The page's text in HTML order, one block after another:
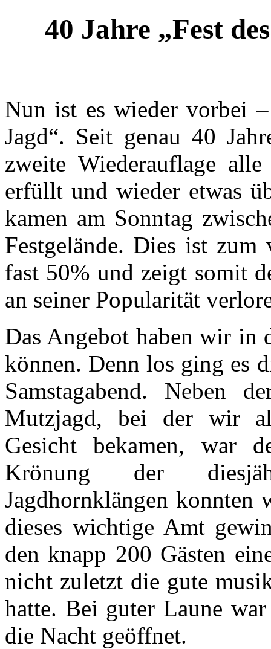
40 Jahre „Fest
Nun ist es wieder vorbei
Jagd“. Seit genau 40
zweite Wiederauflage
erfüllt und wieder etwas
kamen am Sonntag
Festgelände. Dies ist
fast 50% und zeigt somit
an seiner Popularität
Das Angebot haben wir in
können. Denn los ging es
Samstagabend. Neben
Mutzjagd, bei der wir
Gesicht bekamen, war
Krönung der
Jagdhornklängen
dieses wichtige Amt
den knapp 200 Gästen
nicht zuletzt die gute
hatte. Bei guter Laune
die Nacht geöffnet.